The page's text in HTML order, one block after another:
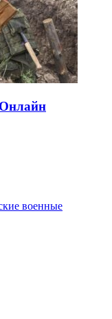
военные